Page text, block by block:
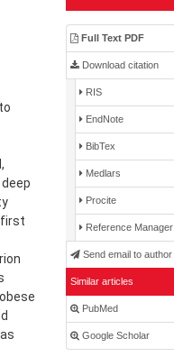
first
Full Text PDF
Download citation
RIS
EndNote
BibTex
Medlars
Procite
Reference Manager
Send email to author
Similar articles
PubMed
Google Scholar